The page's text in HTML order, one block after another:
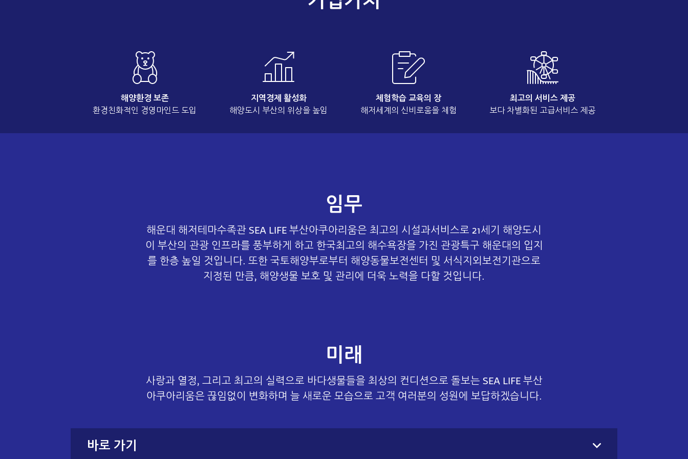
해양환경 보존
환경친화적인 경영마인드 도입
지역경제 활성화
해양도시 부산의 위상을 높임
체험학습 교육의 장
해저세계의 신비로움을 체험
최고의 서비스 제공
보다 차별화된 고급서비스 제공
임무
해운대 해저테마수족관 SEA LIFE 부산아쿠아리움은 최고의 시설과서비스로 21세기 해양도시
이 부산의 관광 인프라를 풍부하게 하고 한국최고의 해수욕장을 가진 관광특구 해운대의 입지
를 한층 높일 것입니다. 또한 국토해양부로부터 해양동물보전센터 및 서식지외보전기관으로
지정된 만큼, 해양생물 보호 및 관리에 더욱 노력을 다할 것입니다.
미래
사랑과 열정, 그리고 최고의 실력으로 바다생물들을 최상의 컨디션으로 돌보는 SEA LIFE 부산
아쿠아리움은 끊임없이 변화하며 늘 새로운 모습으로 고객 여러분의 성원에 보답하겠습니다.
바로 가기